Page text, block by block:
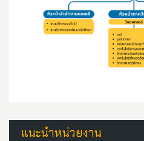
แนะนำหน่วยงาน